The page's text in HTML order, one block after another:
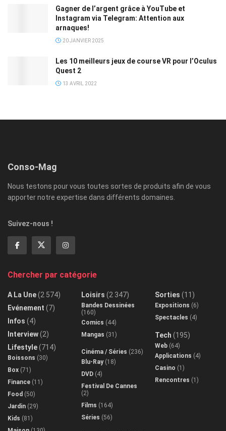
Gagner de l’argent grâce à YouTube et
Instagram via Telegram: Attention aux
arnaques!
20 JANVIER 2025
Les 10 meilleurs jeux de course VR pour l’Oculus
Quest 2
13 AVRIL 2022
Conso-Mag
Nous testons pour vous toutes sortes de produits afin de vous
apporter notre expertise dans différents domaines.
Suivez-nous !
Chercher par catégorie
A La Une(2 574)
Evénement (7)
Infos (4)
Interview(2)
Lifestyle(714)
Boissons (30)
Box (71)
Finance (11)
Food (50)
Jardin (29)
Kids (81)
Loisirs (2 347)
Bandes Dessinées
(160)
Comics (44)
Mangas (31)
Cinéma / Séries (236)
Blu-Ray(18)
DVD (4)
Festival De Cannes
(2)
Films (164)
Séries (56)
Sorties (11)
Expositions (6)
Spectacles (4)
Tech (195)
Web (64)
Applications (4)
Casino (1)
Rencontres (1)